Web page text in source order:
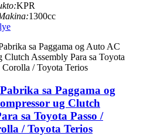
KPR
1300cc
sa Paggama og
ug Clutch
sa Toyota Passo /
/ Toyota Terios